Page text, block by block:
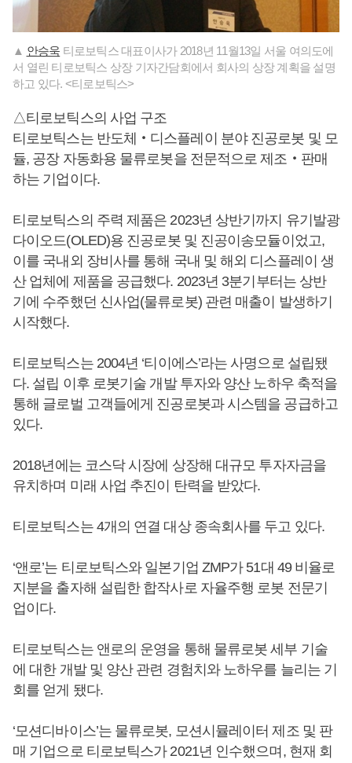
▲ 안승욱 티로보틱스 대표이사가 2018년 11월13일 서울 여의도에
서 열린 티로보틱스 상장 기자간담회에서 회사의 상장 계획을 설명
하고 있다. <티로보틱스>
△티로보틱스의 사업 구조
티로보틱스는 반도체‧디스플레이 분야 진공로봇 및 모
듈, 공장 자동화용 물류로봇을 전문적으로 제조‧판매
하는 기업이다.
티로보틱스의 주력 제품은 2023년 상반기까지 유기발광
다이오드(OLED)용 진공로봇 및 진공이송모듈이었고,
이를 국내외 장비사를 통해 국내 및 해외 디스플레이 생
산 업체에 제품을 공급했다. 2023년 3분기부터는 상반
기에 수주했던 신사업(물류로봇) 관련 매출이 발생하기
시작했다.
티로보틱스는 2004년 ‘티이에스’라는 사명으로 설립됐
다. 설립 이후 로봇기술 개발 투자와 양산 노하우 축적을
통해 글로벌 고객들에게 진공로봇과 시스템을 공급하고
있다.
2018년에는 코스닥 시장에 상장해 대규모 투자자금을
유치하며 미래 사업 추진이 탄력을 받았다.
티로보틱스는 4개의 연결 대상 종속회사를 두고 있다.
‘앤로’는 티로보틱스와 일본기업 ZMP가 51대 49 비율로
지분을 출자해 설립한 합작사로 자율주행 로봇 전문기
업이다.
티로보틱스는 앤로의 운영을 통해 물류로봇 세부 기술
에 대한 개발 및 양산 관련 경험치와 노하우를 늘리는 기
회를 얻게 됐다.
‘모션디바이스’는 물류로봇, 모션시뮬레이터 제조 및 판
매 기업으로 티로보틱스가 2021년 인수했으며, 현재 회